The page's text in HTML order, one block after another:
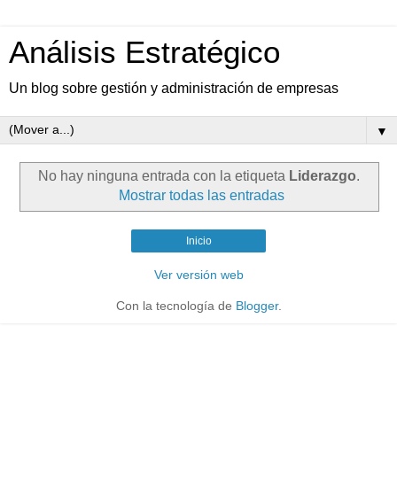
Análisis Estratégico
Un blog sobre gestión y administración de empresas
▼
No hay ninguna entrada con la etiqueta Liderazgo.
Mostrar todas las entradas
Inicio
Ver versión web
Con la tecnología de Blogger.